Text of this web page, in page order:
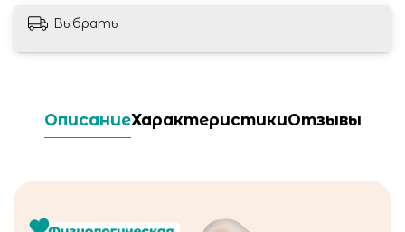
Выбрать
ОписаниеХарактеристикиОтзывы